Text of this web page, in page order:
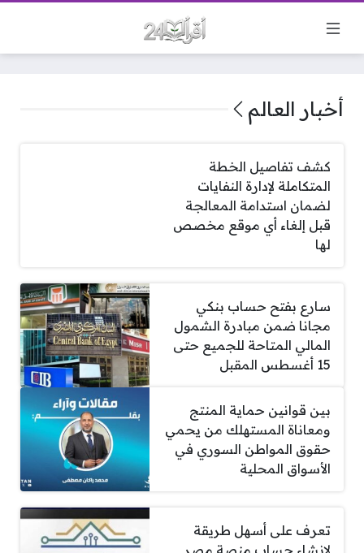
أخبار العالم
كشف تفاصيل الخطة
المتكاملة لإدارة النفايات
لضمان استدامة المعالجة
قبل إلغاء أي موقع مخصص
لها
سارع بفتح حساب بنكي
مجانا ضمن مبادرة الشمول
المالي المتاحة للجميع حتى
15 أغسطس المقبل
بين قوانين حماية المنتج
ومعاناة المستهلك من يحمي
حقوق المواطن السوري في
الأسواق المحلية
تعرف على أسهل طريقة